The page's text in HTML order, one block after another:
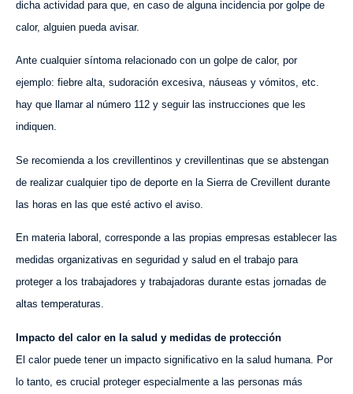
dicha actividad para que, en caso de alguna incidencia por golpe de
calor, alguien pueda avisar.
Ante cualquier síntoma relacionado con un golpe de calor, por
ejemplo: fiebre alta, sudoración excesiva, náuseas y vómitos, etc.
hay que llamar al número 112 y seguir las instrucciones que les
indiquen.
Se recomienda a los crevillentinos y crevillentinas que se abstengan
de realizar cualquier tipo de deporte en la Sierra de Crevillent durante
las horas en las que esté activo el aviso.
En materia laboral, corresponde a las propias empresas establecer las
medidas organizativas en seguridad y salud en el trabajo para
proteger a los trabajadores y trabajadoras durante estas jornadas de
altas temperaturas.
Impacto del calor en la salud y medidas de protección
El calor puede tener un impacto significativo en la salud humana. Por
lo tanto, es crucial proteger especialmente a las personas más